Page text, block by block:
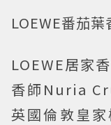
LOEWE番茄
LOEWE居家
香師Nuria
英國倫敦皇